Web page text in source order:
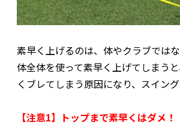
素早く上げるのは、体やクラブではな
体全体を使って素早く上げてしまう
くブレてしまう原因になり、スイング
【注意1】トップまで素早くはダメ！